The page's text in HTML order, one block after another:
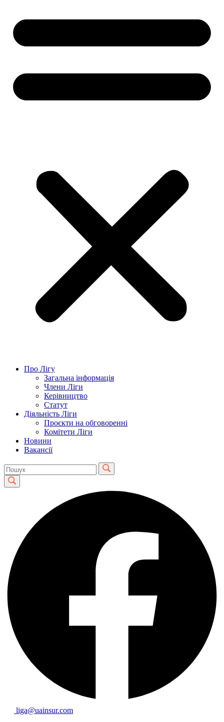
Про Лігу
Загальна інформація
Члени Ліги
Керівництво
Статут
Діяльність Ліги
Проєкти на обговоренні
Комітети Ліги
Новини
Вакансії
liga@uainsur.com